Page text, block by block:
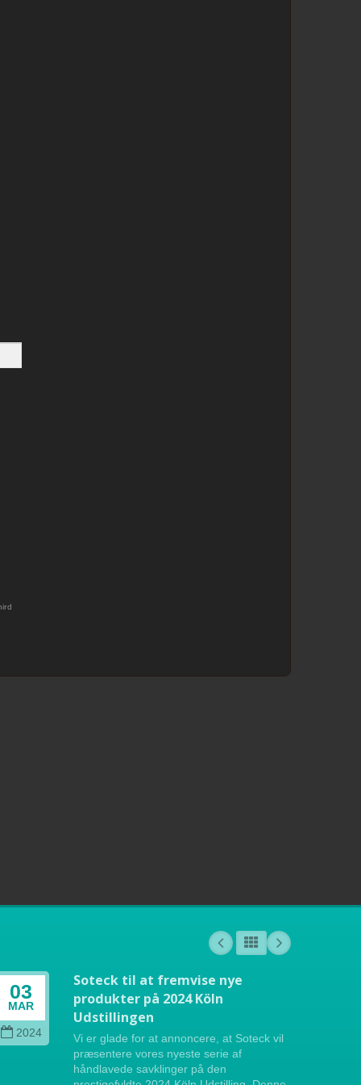
03
MAR
2024
Soteck til at fremvise nye
produkter på 2024 Köln
Udstillingen
Vi er glade for at annoncere, at Soteck vil
præsentere vores nyeste serie af
håndlavede savklinger på den